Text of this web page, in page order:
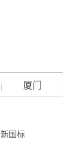
厦门
国标